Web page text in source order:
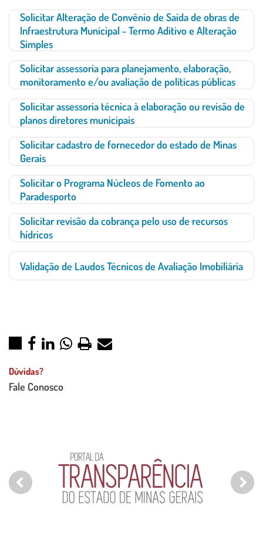
Solicitar Alteração de Convênio de Saída de obras de
Infraestrutura Municipal - Termo Aditivo e Alteração
Simples
Solicitar assessoria para planejamento, elaboração,
monitoramento e/ou avaliação de políticas públicas
Solicitar assessoria técnica à elaboração ou revisão de
planos diretores municipais
Solicitar cadastro de fornecedor do estado de Minas
Gerais
Solicitar o Programa Núcleos de Fomento ao
Paradesporto
Solicitar revisão da cobrança pelo uso de recursos
hídricos
Validação de Laudos Técnicos de Avaliação Imobiliária
Dúvidas?
Fale Conosco